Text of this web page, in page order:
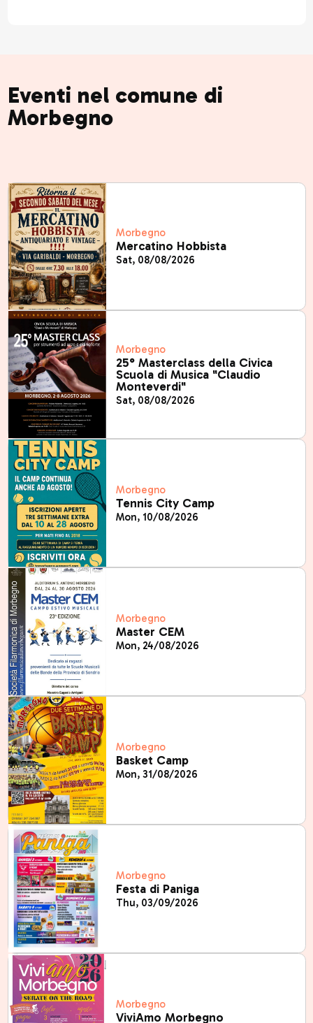
Eventi nel comune di
Morbegno
Morbegno
Mercatino Hobbista
Sat, 08/08/2026
Morbegno
25° Masterclass della Civica
Scuola di Musica "Claudio
Monteverdi"
Sat, 08/08/2026
Morbegno
Tennis City Camp
Mon, 10/08/2026
Morbegno
Master CEM
Mon, 24/08/2026
Morbegno
Basket Camp
Mon, 31/08/2026
Morbegno
Festa di Paniga
Thu, 03/09/2026
Morbegno
ViviAmo Morbegno